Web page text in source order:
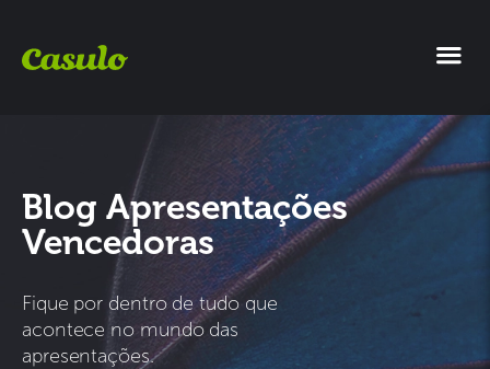
Blog Apresentações
Vencedoras
Fique por dentro de tudo que
acontece no mundo das
apresentações.